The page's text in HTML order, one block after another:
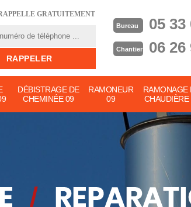
GRATUITEMENT
Bureau 05 33
Chantier 06 26
DÉBISTRAGE DE
CHEMINÉE 09
RAMONEUR
09
RAMONAGE
CHAUDIÈRE